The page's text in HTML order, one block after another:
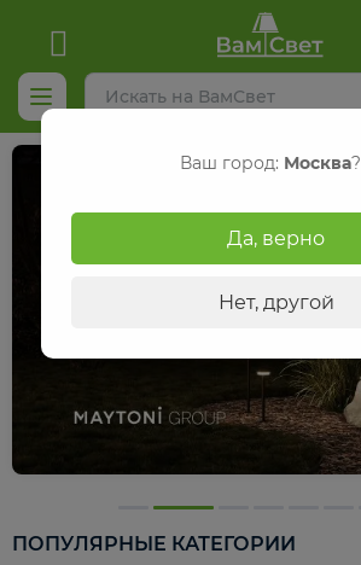
ПОПУЛЯРНЫЕ КАТЕГОРИИ
Ваш город: Москва?
Да, верно
Нет, другой